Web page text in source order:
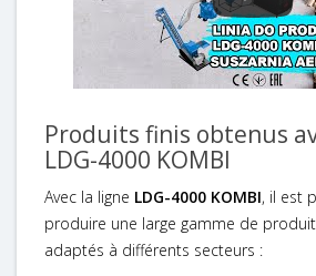
Produits finis obtenus
LDG-4000 KOMBI
Avec la ligne LDG-4000 KOMBI, il est
produire une large gamme de
adaptés à différents secteurs :